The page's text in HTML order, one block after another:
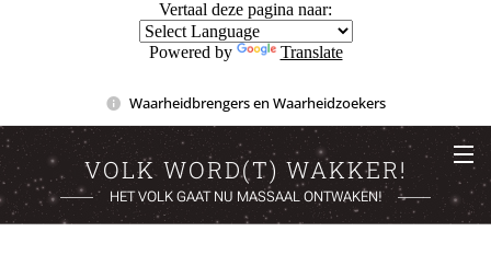
Vertaal deze pagina naar:
Powered by Translate
Waarheidbrengers en Waarheidzoekers
VOLK WORD(T) WAKKER!
HET VOLK GAAT NU MASSAAL ONTWAKEN!